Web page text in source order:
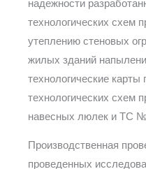
надежности
технологических схем
утеплению стеновых
жилых зданий
технологические
технологических схем
навесных люлек и ТС
Производственная
проведенных